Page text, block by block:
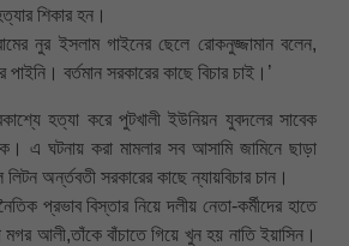
শিকার হন।
নুর ইসলাম গাইনের ছেলে রোকনুজ্জামান বলেন,
বর্তমান সরকারের কাছে বিচার চাই।’
হত্যা করে পুটখালী ইউনিয়ন যুবদলের সাবেক
এ ঘটনায় করা মামলার সব আসামি জামিনে ছাড়া
অর্ন্তবতী সরকারের কাছে ন্যায়বিচার চান।
প্রভাব বিস্তার নিয়ে দলীয় নেতা-কর্মীদের হাতে
আলী,তাঁকে বাঁচাতে গিয়ে খুন হয় নাতি ইয়াসিন।